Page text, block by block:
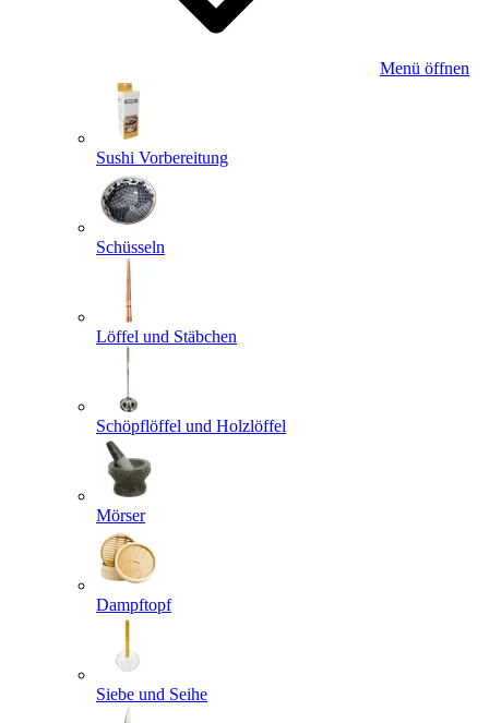
Menü öffnen
Sushi Vorbereitung
Schüsseln
Löffel und Stäbchen
Schöpflöffel und Holzlöffel
Mörser
Dampftopf
Siebe und Seihe